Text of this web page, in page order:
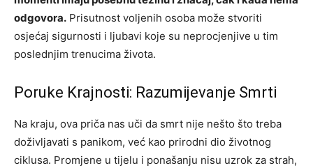
odgovora. Prisutnost voljenih osoba može stvoriti
osjećaj sigurnosti i ljubavi koje su neprocjenjive u tim
poslednjim trenucima života.
Poruke Krajnosti: Razumijevanje Smrti
Na kraju, ova priča nas uči da smrt nije nešto što treba
doživljavati s panikom, već kao prirodni dio životnog
ciklusa. Promjene u tijelu i ponašanju nisu uzrok za strah,